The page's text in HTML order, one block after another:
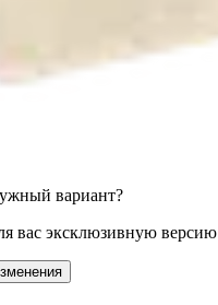
вариант?
вас эксклюзивную версию